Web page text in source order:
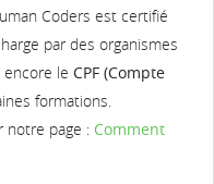
Coders est certifié
par des organismes
encore le CPF (Compte
formations.
notre page : Comment